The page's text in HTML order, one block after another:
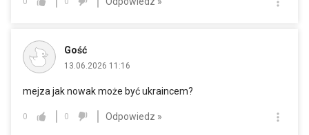
Gość
13.06.2026 11:16
mejza jak nowak może być ukraincem?
0 0 Odpowiedz »